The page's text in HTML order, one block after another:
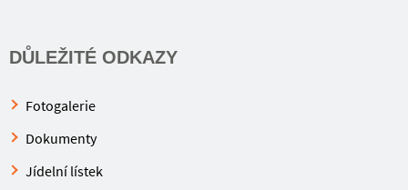
DŮLEŽITÉ ODKAZY
Fotogalerie
Dokumenty
Jídelní lístek